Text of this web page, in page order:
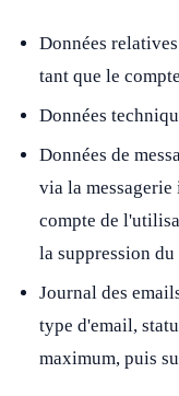
Données
tant que le
Données
Données de
via la messagerie
compte de
la suppression du
Journal des
type d'email,
maximum, puis